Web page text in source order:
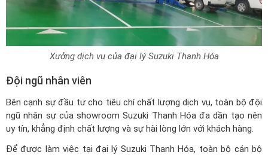
Xưởng dịch vụ của đại lý Suzuki Thanh Hóa
Đội ngũ nhân viên
Bên cạnh sự đầu tư cho tiêu chí chất lượng dịch vụ, toàn bộ đội
ngũ nhân sự của showroom Suzuki Thanh Hóa đa dần tạo nên
uy tín, khẳng định chất lượng và sự hài lòng lớn với khách hàng.
Để được làm việc tại đại lý Suzuki Thanh Hóa, toàn bộ cán bộ